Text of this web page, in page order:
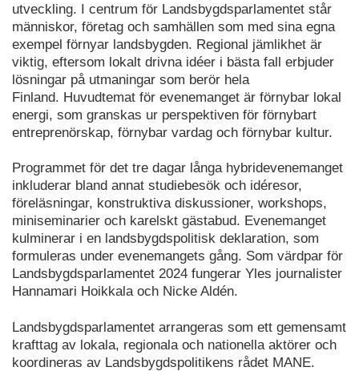
utveckling. I centrum för Landsbygdsparlamentet står
människor, företag och samhällen som med sina egna
exempel förnyar landsbygden. Regional jämlikhet är
viktig, eftersom lokalt drivna idéer i bästa fall erbjuder
lösningar på utmaningar som berör hela
Finland. Huvudtemat för evenemanget är förnybar lokal
energi, som granskas ur perspektiven för förnybart
entreprenörskap, förnybar vardag och förnybar kultur.
Programmet för det tre dagar långa hybridevenemanget
inkluderar bland annat studiebesök och idéresor,
föreläsningar, konstruktiva diskussioner, workshops,
miniseminarier och karelskt gästabud. Evenemanget
kulminerar i en landsbygdspolitisk deklaration, som
formuleras under evenemangets gång. Som värdpar för
Landsbygdsparlamentet 2024 fungerar Yles journalister
Hannamari Hoikkala och Nicke Aldén.
Landsbygdsparlamentet arrangeras som ett gemensamt
krafttag av lokala, regionala och nationella aktörer och
koordineras av Landsbygdspolitikens rådet MANE.